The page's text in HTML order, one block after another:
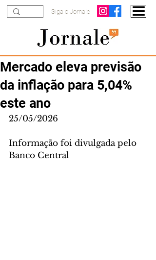
Siga o Jornale
Mercado eleva previsão
da inflação para 5,04%
este ano
25/05/2026
Informação foi divulgada pelo
Banco Central